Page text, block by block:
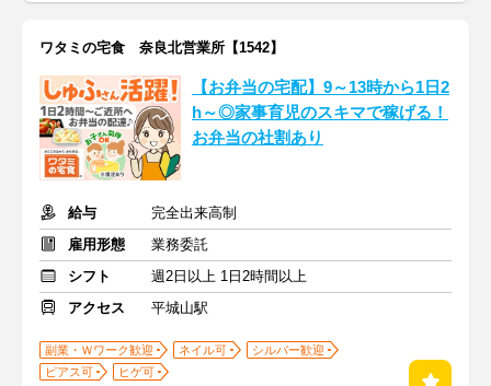
ワタミの宅食 奈良北営業所【1542】
【お弁当の宅配】9～13時から1日2
h～◎家事育児のスキマで稼げる！
お弁当の社割あり
給与
完全出来高制
雇用形態
業務委託
シフト
週2日以上 1日2時間以上
アクセス
平城山駅
副業・Ｗワーク歓迎 ネイル可
シルバー歓迎
ピアス可
ヒゲ可